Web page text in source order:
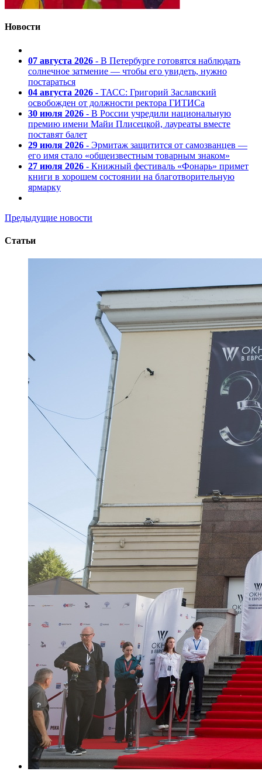
Новости
07 августа 2026 - В Петербурге готовятся наблюдать
солнечное затмение — чтобы его увидеть, нужно
постараться
04 августа 2026 - ТАСС: Григорий Заславский
освобожден от должности ректора ГИТИСа
30 июля 2026 - В России учредили национальную
премию имени Майи Плисецкой, лауреаты вместе
поставят балет
29 июля 2026 - Эрмитаж защитится от самозванцев —
его имя стало «общеизвестным товарным знаком»
27 июля 2026 - Книжный фестиваль «Фонарь» примет
книги в хорошем состоянии на благотворительную
ярмарку
Предыдущие новости
Статьи